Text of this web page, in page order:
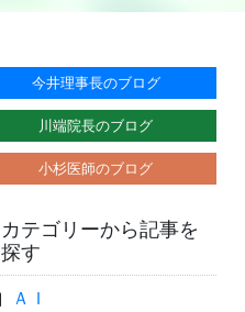
今井理事長のブログ
川端院長のブログ
小杉医師のブログ
カテゴリーから記事を
探す
ＡＩ